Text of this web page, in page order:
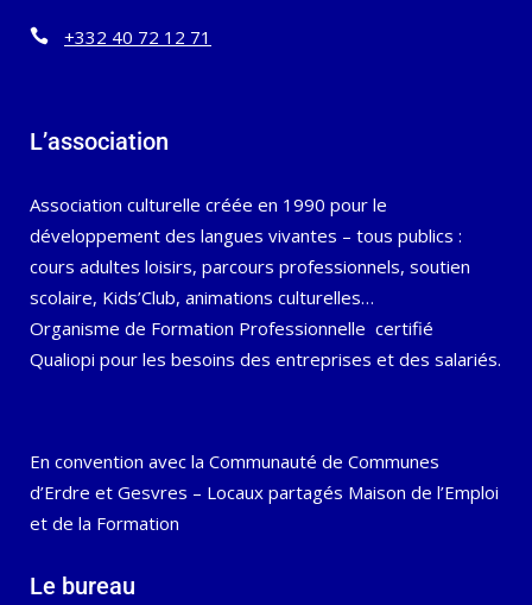
+332 40 72 12 71
L’association
Association culturelle créée en 1990 pour le
développement des langues vivantes – tous publics :
cours adultes loisirs, parcours professionnels, soutien
scolaire, Kids’Club, animations culturelles…
Organisme de Formation Professionnelle certifié
Qualiopi pour les besoins des entreprises et des salariés.
En convention avec la Communauté de Communes
d’Erdre et Gesvres – Locaux partagés Maison de l’Emploi
et de la Formation
Le bureau